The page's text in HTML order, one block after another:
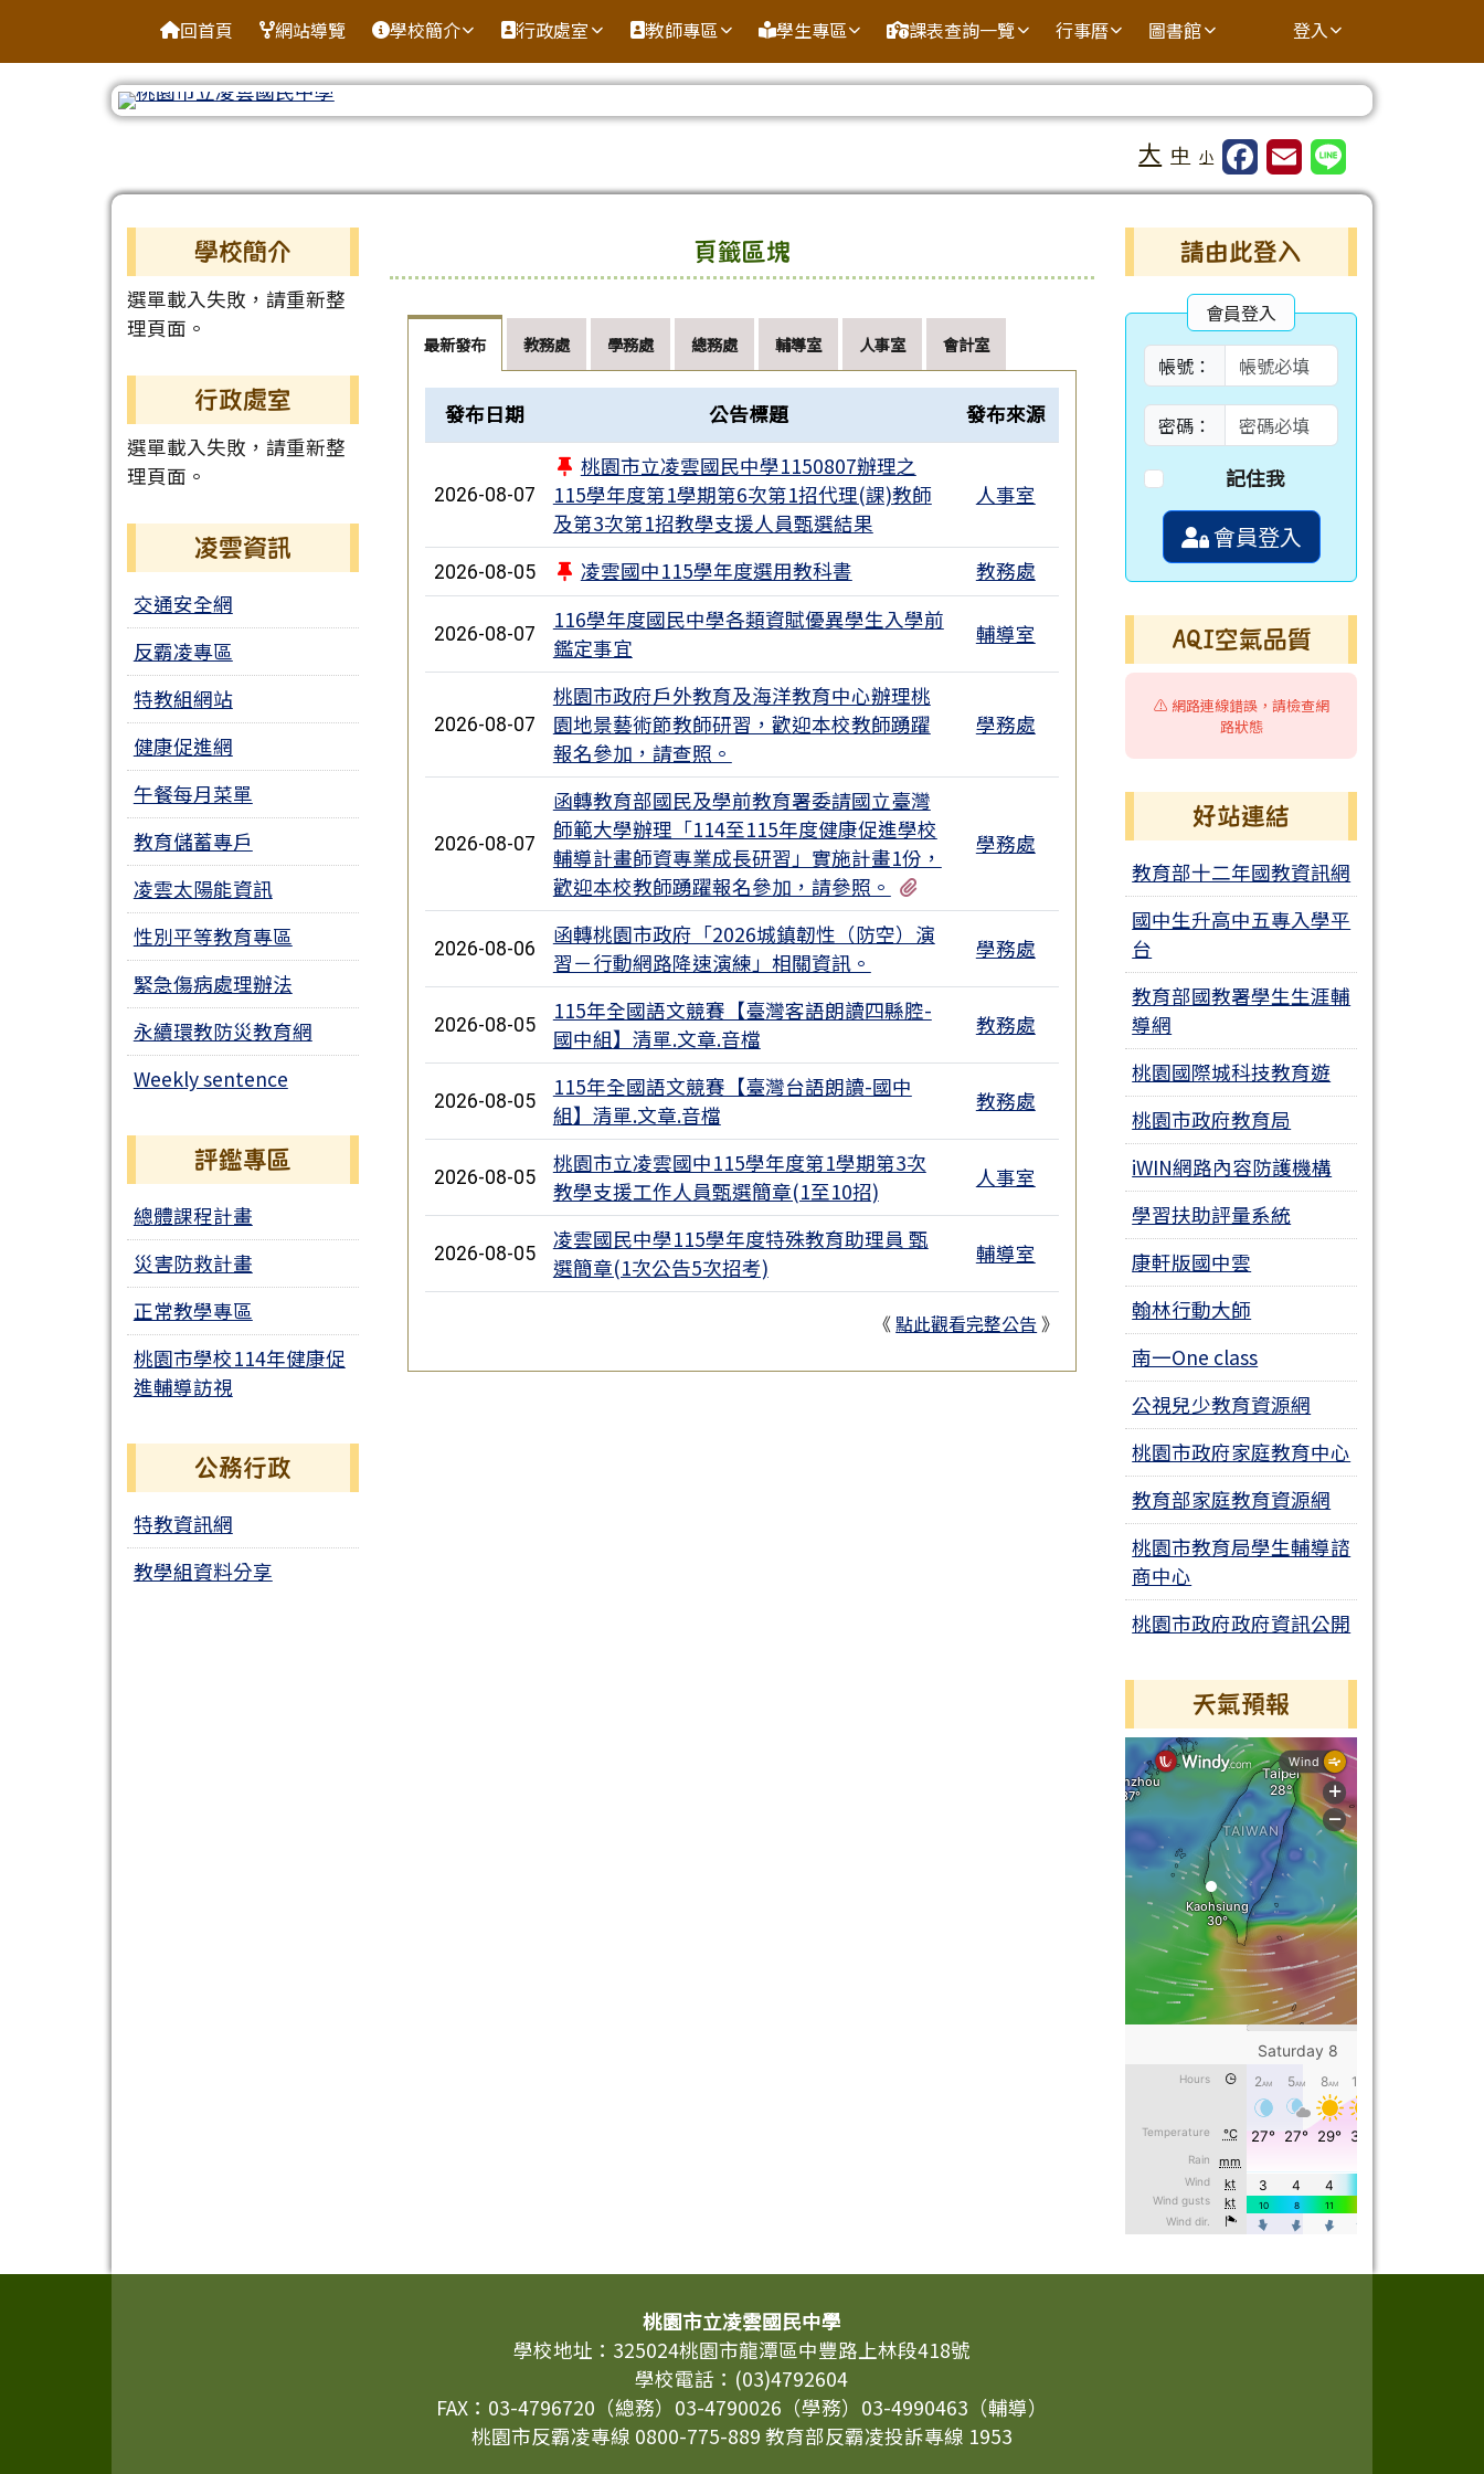
桃園市龍潭區凌雲國中
回首頁 網站導覽 學校簡介 行政處室 教師專區 學生專區 課表查詢一覽 行事曆 圖書館 登入
大 中 小
左邊區域內容
學校簡介
選單載入失敗，請重新整
理頁面。
行政處室
選單載入失敗，請重新整
理頁面。
凌雲資訊
交通安全網
反霸凌專區
特教組網站
健康促進網
午餐每月菜單
教育儲蓄專戶
凌雲太陽能資訊
性別平等教育專區
緊急傷病處理辦法
永續環教防災教育網
Weekly sentence
評鑑專區
總體課程計畫
災害防救計畫
正常教學專區
桃園市學校114年健康促
進輔導訪視
公務行政
特教資訊網
教學組資料分享
頁籤區塊
最新發布 教務處 學務處 總務處 輔導室 人事室 會計室
新聞列表
發布日期 公告標題 發布來源
2026-08-07
桃園市立凌雲國民中學1150807辦理之
115學年度第1學期第6次第1招代理(課)教師
及第3次第1招教學支援人員甄選結果
人事室
2026-08-05 凌雲國中115學年度選用教科書 教務處
2026-08-07
116學年度國民中學各類資賦優異學生入學前
鑑定事宜
輔導室
2026-08-07
桃園市政府戶外教育及海洋教育中心辦理桃
園地景藝術節教師研習，歡迎本校教師踴躍
報名參加，請查照。
學務處
2026-08-07
函轉教育部國民及學前教育署委請國立臺灣
師範大學辦理「114至115年度健康促進學校
輔導計畫師資專業成長研習」實施計畫1份，
歡迎本校教師踴躍報名參加，請參照。
學務處
2026-08-06
函轉桃園市政府「2026城鎮韌性（防空）演
習－行動網路降速演練」相關資訊。
學務處
2026-08-05
115年全國語文競賽【臺灣客語朗讀四縣腔-
國中組】清單.文章.音檔
教務處
2026-08-05
115年全國語文競賽【臺灣台語朗讀-國中
組】清單.文章.音檔
教務處
2026-08-05
桃園市立凌雲國中115學年度第1學期第3次
教學支援工作人員甄選簡章(1至10招)
人事室
2026-08-05
凌雲國民中學115學年度特殊教育助理員 甄
選簡章(1次公告5次招考)
輔導室
《點此觀看完整公告 》
右邊區域內容
請由此登入
會員登入
帳號：
密碼：
記住我
會員登入
AQI空氣品質
⚠️ 網路連線錯誤，請檢查網
路狀態
好站連結
教育部十二年國教資訊網
國中生升高中五專入學平
台
教育部國教署學生生涯輔
導網
桃園國際城科技教育遊
桃園市政府教育局
iWIN網路內容防護機構
學習扶助評量系統
康軒版國中雲
翰林行動大師
南一One class
公視兒少教育資源網
桃園市政府家庭教育中心
教育部家庭教育資源網
桃園市教育局學生輔導諮
商中心
桃園市政府政府資訊公開
天氣預報
頁尾區域
桃園市立凌雲國民中學
學校地址：325024桃園市龍潭區中豐路上林段418號
學校電話：(03)4792604
FAX：03-4796720（總務）03-4790026（學務）03-4990463（輔導）
桃園市反霸凌專線 0800-775-889 教育部反霸凌投訴專線 1953